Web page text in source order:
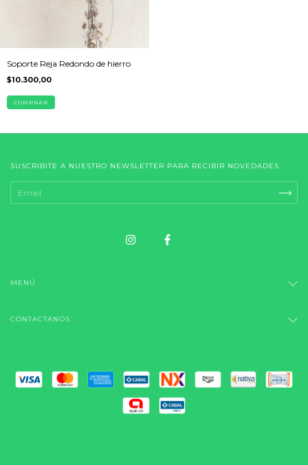
Soporte Reja Redondo de hierro
$10.300,00
COMPRAR
SUSCRIBITE A NUESTRO NEWSLETTER PARA RECIBIR NOVEDADES
MENÚ
CONTACTANOS